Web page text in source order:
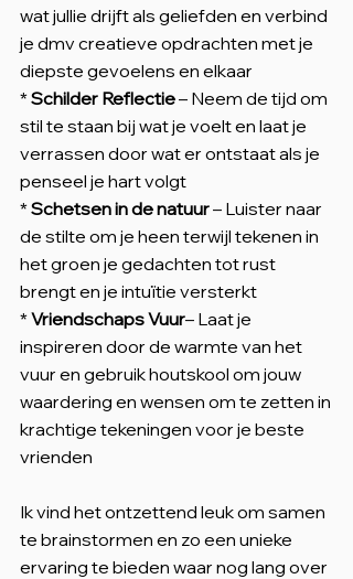
wat jullie drijft als geliefden en verbind
je dmv creatieve opdrachten met je
diepste gevoelens en elkaar
*Schilder Reflectie– Neem de tijd om
stil te staan bij wat je voelt en laat je
verrassen door wat er ontstaat als je
penseel je hart volgt
*Schetsen in de natuur– Luister naar
de stilte om je heen terwijl tekenen in
het groen je gedachten tot rust
brengt en je intuïtie versterkt
*Vriendschaps Vuur– Laat je
inspireren door de warmte van het
vuur en gebruik houtskool om jouw
waardering en wensen om te zetten in
krachtige tekeningen voor je beste
vrienden
Ik vind het ontzettend leuk om samen
te brainstormen en zo een unieke
ervaring te bieden waar nog lang over